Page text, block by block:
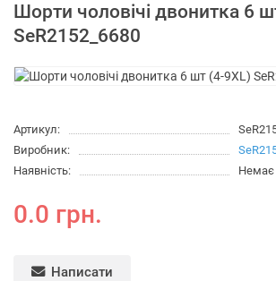
Шорти чоловічі двонитка 6
SeR2152_6680
Артикул:
Виробник:
Наявність:
Немає
0.0 грн.
Написати